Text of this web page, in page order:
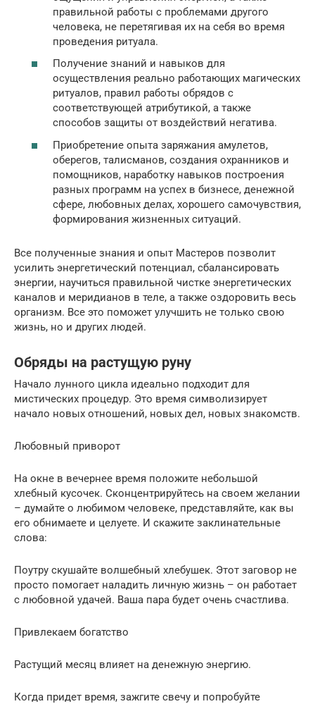
правильной работы с проблемами другого
человека, не перетягивая их на себя во время
проведения ритуала.
Получение знаний и навыков для
осуществления реально работающих магических
ритуалов, правил работы обрядов с
соответствующей атрибутикой, а также
способов защиты от воздействий негатива.
Приобретение опыта заряжания амулетов,
оберегов, талисманов, создания охранников и
помощников, наработку навыков построения
разных программ на успех в бизнесе, денежной
сфере, любовных делах, хорошего самочувствия,
формирования жизненных ситуаций.
Все полученные знания и опыт Мастеров позволит
усилить энергетический потенциал, сбалансировать
энергии, научиться правильной чистке энергетических
каналов и меридианов в теле, а также оздоровить весь
организм. Все это поможет улучшить не только свою
жизнь, но и других людей.
Обряды на растущую руну
Начало лунного цикла идеально подходит для
мистических процедур. Это время символизирует
начало новых отношений, новых дел, новых знакомств.
Любовный приворот
На окне в вечернее время положите небольшой
хлебный кусочек. Сконцентрируйтесь на своем желании
– думайте о любимом человеке, представляйте, как вы
его обнимаете и целуете. И скажите заклинательные
слова:
Поутру скушайте волшебный хлебушек. Этот заговор не
просто помогает наладить личную жизнь – он работает
с любовной удачей. Ваша пара будет очень счастлива.
Привлекаем богатство
Растущий месяц влияет на денежную энергию.
Когда придет время, зажгите свечу и попробуйте